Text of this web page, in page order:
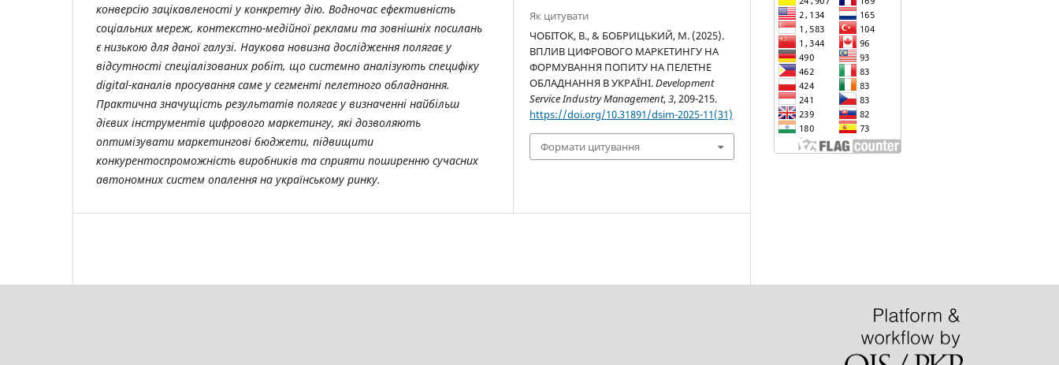
конверсію зацікавленості у конкретну дію. Водночас ефективність
соціальних мереж, контекстно-медійної реклами та зовнішніх посилань
є низькою для даної галузі. Наукова новизна дослідження полягає у
відсутності спеціалізованих робіт, що системно аналізують специфіку
digital-каналів просування саме у сегменті пелетного обладнання.
Практична значущість результатів полягає у визначенні найбільш
дієвих інструментів цифрового маркетингу, які дозволяють
оптимізувати маркетингові бюджети, підвищити
конкурентоспроможність виробників та сприяти поширенню сучасних
автономних систем опалення на українському ринку.
Як цитувати
ЧОБІТОК, В., & БОБРИЦЬКИЙ, М. (2025).
ВПЛИВ ЦИФРОВОГО МАРКЕТИНГУ НА
ФОРМУВАННЯ ПОПИТУ НА ПЕЛЕТНЕ
ОБЛАДНАННЯ В УКРАЇНІ.Development
Service Industry Management,3, 209-215.
https://doi.org/10.31891/dsim-2025-11(31)
Формати цитування